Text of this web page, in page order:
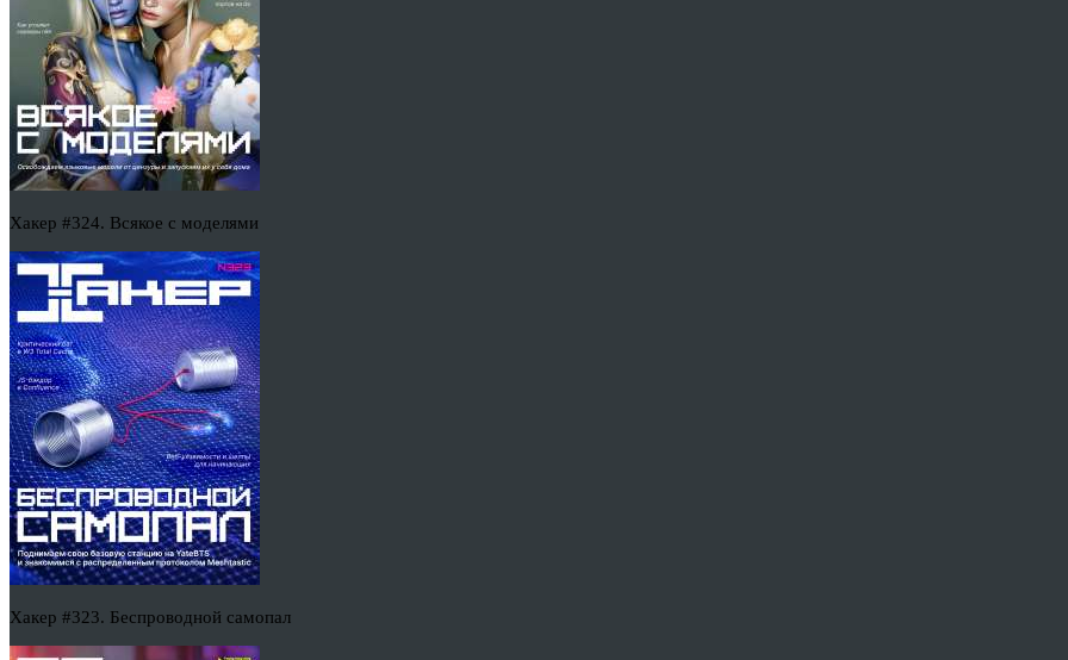
Хакер #324. Всякое с моделями
Хакер #323. Беспроводной самопал